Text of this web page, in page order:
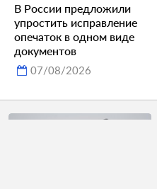
В России предложили
упростить исправление
опечаток в одном виде
документов
07/08/2026